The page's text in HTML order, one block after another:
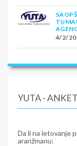
4/2/
YUTA -
Da li na letovanje
aranžmanu: